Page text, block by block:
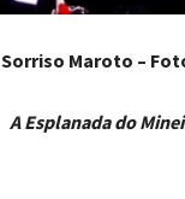
Sorriso Maroto –
A Esplanada do